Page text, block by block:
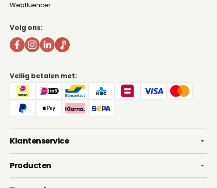
Webfluencer
Volg ons:
Veilig betalen met:
Klantenservice
Producten